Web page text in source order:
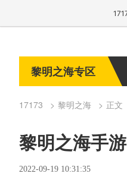
黎明之海专区
17173 黎明之海 正文
黎明之海手
2022-09-19 10:31:35